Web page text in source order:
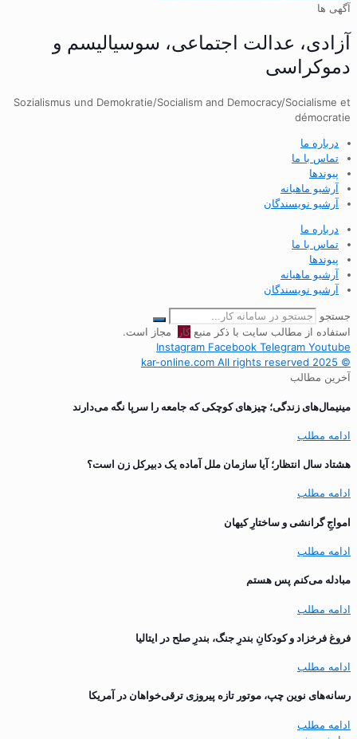
آگهی ها
آزادی، عدالت اجتماعی، سوسیالیسم و
دموکراسی
Sozialismus und Demokratie/Socialism and Democracy/Socialisme et
démocratie
درباره ما
تماس با ما
پیوندها
آرشیو ماهیانه
آرشیو نویسندگان
درباره ما
تماس با ما
پیوندها
آرشیو ماهیانه
آرشیو نویسندگان
جستجو
استفاده از مطالب سایت با ذکر منبعکار
مجاز است.
Instagram Facebook Telegram Youtube
© 2025 kar-online.com All rights reserved
آخرین مطالب
مینیمال‌های زندگی؛ چیزهای کوچکی که جامعه را سرپا نگه می‌دارند
ادامه مطلب
هشتاد سال انتظار؛ آیا سازمان ملل آماده یک دبیرکل زن است؟
ادامه مطلب
‌امواجِ گرانشی و ساختارِ کیهان
ادامه مطلب
مبادله می‌کنم پس هستم
ادامه مطلب
فروغ فرخزاد و کودکانِ بندرِ جنگ، بندرِ صلح در ایتالیا
ادامه مطلب
رسانه‌های نوین چپ، موتور تازه پیروزی ترقی‌خواهان در آمریکا
ادامه مطلب